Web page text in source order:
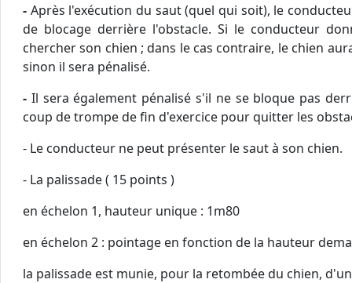
- Après l'exécution du saut (quel qui soit), le
de blocage derrière l'obstacle. Si le conducteur
chercher son chien ; dans le cas contraire, le chien
sinon il sera pénalisé.
- Il sera également pénalisé s'il ne se bloque pas
coup de trompe de fin d'exercice pour quitter les
- Le conducteur ne peut présenter le saut à son chien.
- La palissade ( 15 points )
en échelon 1, hauteur unique : 1m80
en échelon 2 : pointage en fonction de la hauteur
la palissade est munie, pour la retombée du chien,